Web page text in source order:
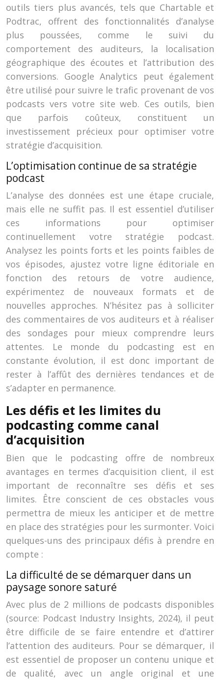
outils tiers plus avancés, tels que Chartable et
Podtrac, offrent des fonctionnalités d’analyse
plus poussées, comme le suivi du
comportement des auditeurs, la localisation
géographique des écoutes et l’attribution des
conversions. Google Analytics peut également
être utilisé pour suivre le trafic provenant de vos
podcasts vers votre site web. Ces outils, bien
que parfois coûteux, constituent un
investissement précieux pour optimiser votre
stratégie d’acquisition.
L’optimisation continue de sa stratégie
podcast
L’analyse des données est une étape cruciale,
mais elle ne suffit pas. Il est essentiel d’utiliser
ces informations pour optimiser
continuellement votre stratégie podcast.
Analysez les points forts et les points faibles de
vos épisodes, ajustez votre ligne éditoriale en
fonction des retours de votre audience,
expérimentez de nouveaux formats et de
nouvelles approches. N’hésitez pas à solliciter
des commentaires de vos auditeurs et à réaliser
des sondages pour mieux comprendre leurs
attentes. Le monde du podcasting est en
constante évolution, il est donc important de
rester à l’affût des dernières tendances et de
s’adapter en permanence.
Les défis et les limites du
podcasting comme canal
d’acquisition
Bien que le podcasting offre de nombreux
avantages en termes d’acquisition client, il est
important de reconnaître ses défis et ses
limites. Être conscient de ces obstacles vous
permettra de mieux les anticiper et de mettre
en place des stratégies pour les surmonter. Voici
quelques-uns des principaux défis à prendre en
compte :
La difficulté de se démarquer dans un
paysage sonore saturé
Avec plus de 2 millions de podcasts disponibles
(source: Podcast Industry Insights, 2024), il peut
être difficile de se faire entendre et d’attirer
l’attention des auditeurs. Pour se démarquer, il
est essentiel de proposer un contenu unique et
de qualité, avec un angle original et une